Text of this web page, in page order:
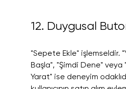
12. Duygusal
"Sepete Ekle" işlemseldir.
Başla", "Şimdi Dene" veya
Yarat" ise deneyim